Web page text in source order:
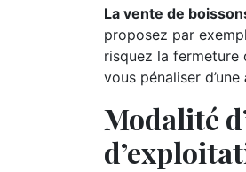
La vente de
proposez par
risquez la fermeture
vous pénaliser d’une
Modalité